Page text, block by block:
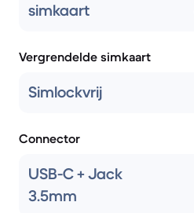
simkaart
Vergrendelde simkaart
Simlockvrij
Connector
USB-C + Jack
3.5mm